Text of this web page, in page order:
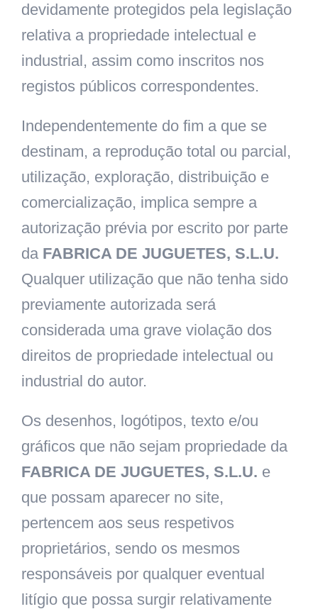
devidamente protegidos pela legislação
relativa a propriedade intelectual e
industrial, assim como inscritos nos
registos públicos correspondentes.
Independentemente do fim a que se
destinam, a reprodução total ou parcial,
utilização, exploração, distribuição e
comercialização, implica sempre a
autorização prévia por escrito por parte
da FABRICA DE JUGUETES, S.L.U.
Qualquer utilização que não tenha sido
previamente autorizada será
considerada uma grave violação dos
direitos de propriedade intelectual ou
industrial do autor.
Os desenhos, logótipos, texto e/ou
gráficos que não sejam propriedade da
FABRICA DE JUGUETES, S.L.U. e
que possam aparecer no site,
pertencem aos seus respetivos
proprietários, sendo os mesmos
responsáveis por qualquer eventual
litígio que possa surgir relativamente